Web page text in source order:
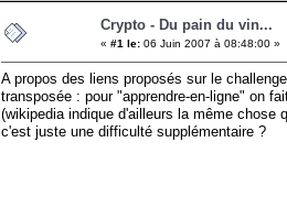
Crypto - Du pain du vin...
« #1 le: 06 Juin 2007 à 08:48:00 »
A propos des liens proposés sur le
transposée : pour "apprendre-en-ligne" on
(wikipedia indique d'ailleurs la même chose
c'est juste une difficulté supplémentaire ?